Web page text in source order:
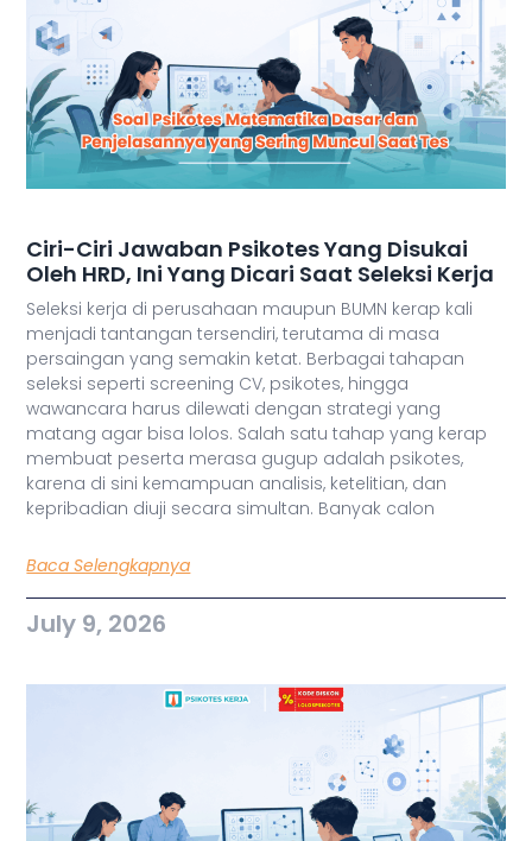
Ciri-Ciri Jawaban Psikotes Yang Disukai
Oleh HRD, Ini Yang Dicari Saat Seleksi Kerja
Seleksi kerja di perusahaan maupun BUMN kerap kali
menjadi tantangan tersendiri, terutama di masa
persaingan yang semakin ketat. Berbagai tahapan
seleksi seperti screening CV, psikotes, hingga
wawancara harus dilewati dengan strategi yang
matang agar bisa lolos. Salah satu tahap yang kerap
membuat peserta merasa gugup adalah psikotes,
karena di sini kemampuan analisis, ketelitian, dan
kepribadian diuji secara simultan. Banyak calon
Baca Selengkapnya
July 9, 2026